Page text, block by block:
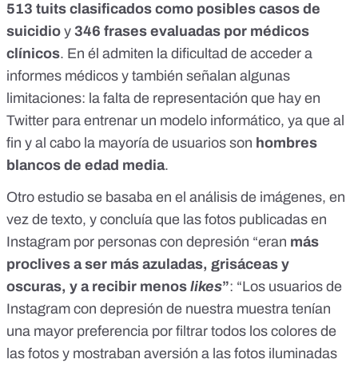
513 tuits clasificados como posibles casos de
suicidio y 346 frases evaluadas por médicos
clínicos. En él admiten la dificultad de acceder a
informes médicos y también señalan algunas
limitaciones: la falta de representación que hay en
Twitter para entrenar un modelo informático, ya que al
fin y al cabo la mayoría de usuarios son hombres
blancos de edad media.
Otro estudio se basaba en el análisis de imágenes, en
vez de texto, y concluía que las fotos publicadas en
Instagram por personas con depresión “eran más
proclives a ser más azuladas, grisáceas y
oscuras, y a recibir menos likes”: “Los usuarios de
Instagram con depresión de nuestra muestra tenían
una mayor preferencia por filtrar todos los colores de
las fotos y mostraban aversión a las fotos iluminadas